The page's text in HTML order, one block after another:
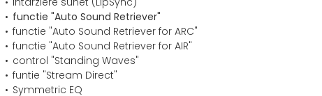
functie "Auto Sound Retriever"
functie "Auto Sound Retriever for ARC"
functie "Auto Sound Retriever for AIR"
control "Standing Waves"
funtie "Stream Direct"
Symmetric EQ